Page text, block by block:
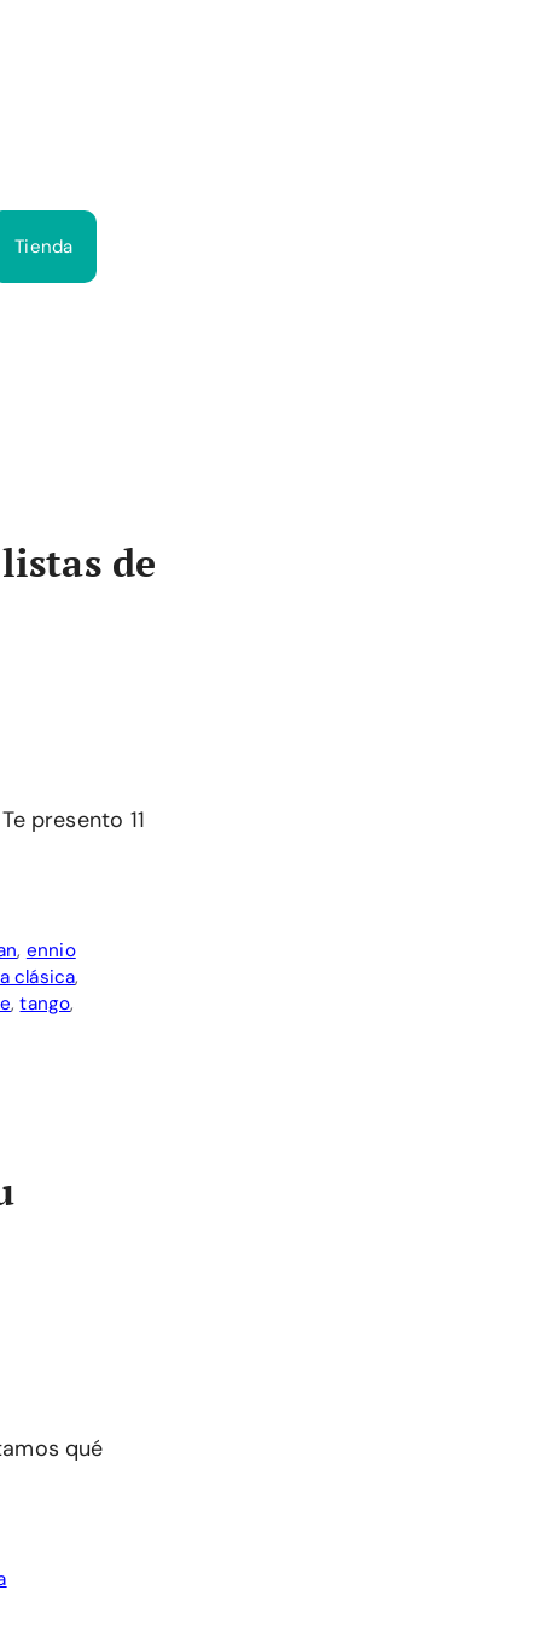
Tienda
de
presento 11
, ennio
clásica,
,tango,
qué